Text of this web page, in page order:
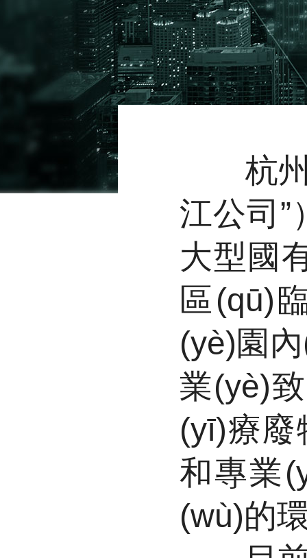
杭州
江公司
大型國
區(qū)
(yè)園內
業(yè)致
(yī)療廢
和專業
(wù)的環